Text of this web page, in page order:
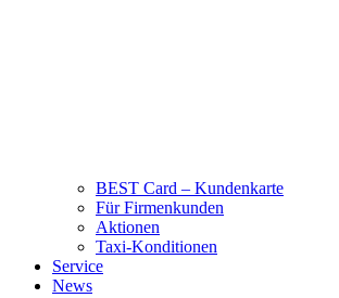
BEST Card – Kundenkarte
Für Firmenkunden
Aktionen
Taxi-Konditionen
Service
News